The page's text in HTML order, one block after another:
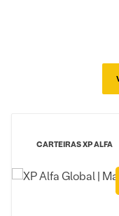
CARTEIRAS XP ALFA